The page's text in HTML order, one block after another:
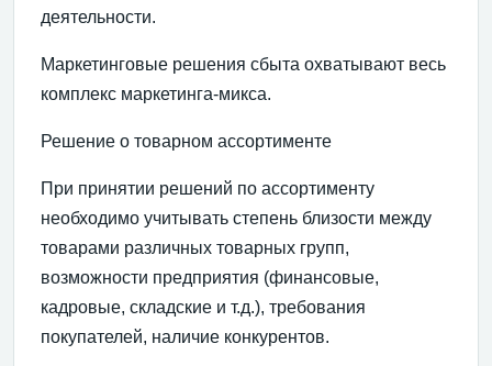
деятельности.
Маркетинговые решения сбыта охватывают весь
комплекс маркетинга-микса.
Решение о товарном ассортименте
При принятии решений по ассортименту
необходимо учитывать степень близости между
товарами различных товарных групп,
возможности предприятия (финансовые,
кадровые, складские и т.д.), требования
покупателей, наличие конкурентов.